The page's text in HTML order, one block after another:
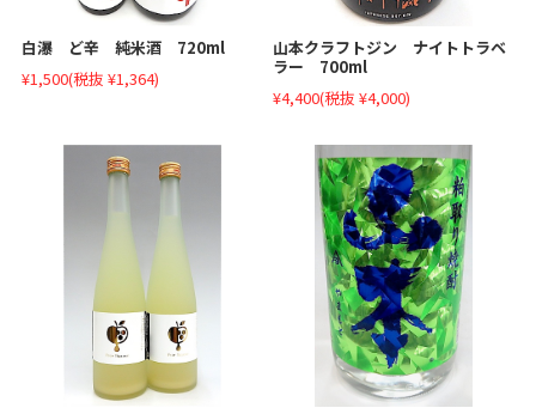
白瀑 ど辛 純米酒 720ml
¥1,500(税抜 ¥1,364)
山本クラフトジン ナイトトラベ
ラー 700ml
¥4,400(税抜 ¥4,000)